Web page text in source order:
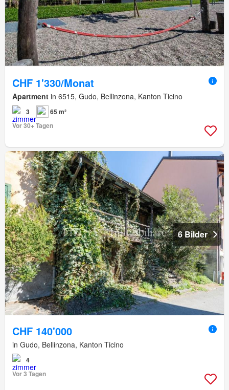
CHF 1'330/Monat
Apartment in 6515, Gudo, Bellinzona, Kanton Ticino
3
65 m²
Vor 30+ Tagen
6 Bilder
CHF 140'000
in Gudo, Bellinzona, Kanton Ticino
4
Vor 3 Tagen